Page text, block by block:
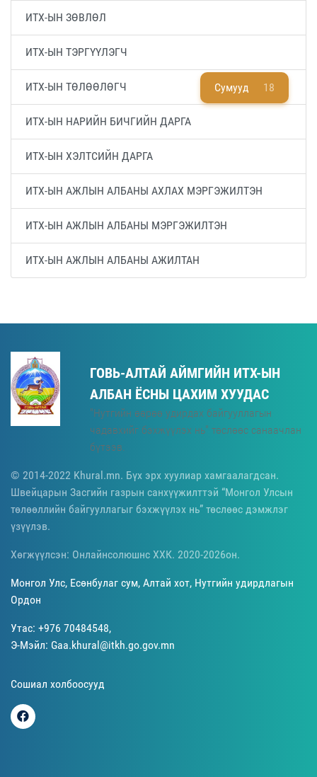
Сумууд 18
ИТХ-ЫН ЗӨВЛӨЛ
ИТХ-ЫН ТЭРГҮҮЛЭГЧ
ИТХ-ЫН ТӨЛӨӨЛӨГЧ
ИТХ-ЫН НАРИЙН БИЧГИЙН ДАРГА
ИТХ-ЫН ХЭЛТСИЙН ДАРГА
ИТХ-ЫН АЖЛЫН АЛБАНЫ АХЛАХ МЭРГЭЖИЛТЭН
ИТХ-ЫН АЖЛЫН АЛБАНЫ МЭРГЭЖИЛТЭН
ИТХ-ЫН АЖЛЫН АЛБАНЫ АЖИЛТАН
ГОВЬ-АЛТАЙ АЙМГИЙН ИТХ-ЫН
АЛБАН ЁСНЫ ЦАХИМ ХУУДАС
"Нутгийн өөрөө удирдах байгууллагын
чадавхийг бэхжүүлэх нь" төслөөс санаачлан
бүтээв.
© 2014-2022 Khural.mn. Бүх эрх хуулиар хамгаалагдсан.
Швейцарын Засгийн газрын санхүүжилттэй “Монгол Улсын
төлөөллийн байгууллагыг бэхжүүлэх нь” төслөөс дэмжлэг
үзүүлэв.
Хөгжүүлсэн: Онлайнсолюшнс ХХК. 2020-2026он.
Монгол Улс, Есөнбулаг сум, Алтай хот, Нутгийн удирдлагын
Ордон
Утас: +976 70484548,
Э-Мэйл: Gaa.khural@itkh.go.gov.mn
Сошиал холбоосууд